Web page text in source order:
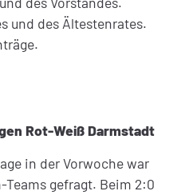
und des Ältestenrates.
Rot-Weiß Darmstadt
in der Vorwoche war
gefragt. Beim 2:0